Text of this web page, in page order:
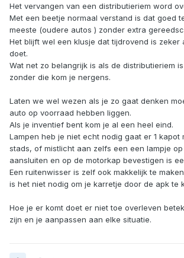
Het vervangen van een distributieriem word
Met een beetje normaal verstand is dat goed
meeste (oudere autos ) zonder extra
Het blijft wel een klusje dat tijdrovend is zeker
doet.
Wat net zo belangrijk is als de distributieriem
zonder die kom je nergens.
Laten we wel wezen als je zo gaat denken
auto op voorraad hebben liggen.
Als je inventief bent kom je al een heel eind.
Lampen heb je niet echt nodig gaat er 1 kapot
stads, of mistlicht aan zelfs een een lampje
aansluiten en op de motorkap bevestigen is
Een ruitenwisser is zelf ook makkelijk te
is het niet nodig om je karretje door de apk te
Hoe je er komt doet er niet toe overleven
zijn en je aanpassen aan elke situatie.